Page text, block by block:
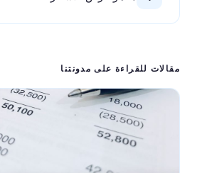
مقالات للقراءة على مدونتنا